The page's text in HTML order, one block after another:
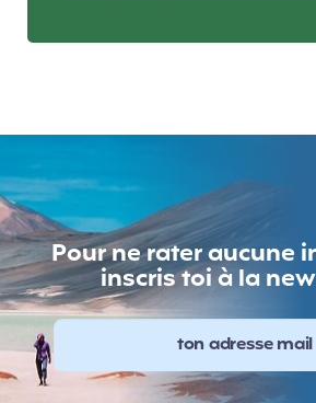
Pour ne rater aucune
inscris toi à la